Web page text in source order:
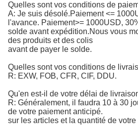
Quelles sont vos conditions de
A: Je suis désolé.Paiement <=
l'avance. Paiement>= 1000USD,
solde avant expédition.Nous vous
des produits et des colis
avant de payer le solde.
Quelles sont vos conditions de
R: EXW, FOB, CFR, CIF, DDU.
Qu'en est-il de votre délai de
R: Généralement, il faudra 10 à 30
de votre paiement anticipé.
sur les articles et la quantité de votre